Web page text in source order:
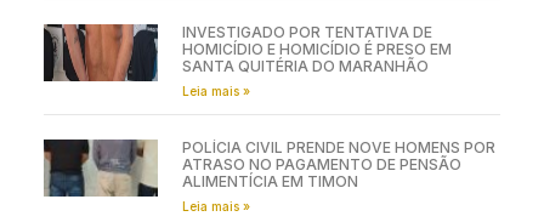
INVESTIGADO POR TENTATIVA DE
HOMICÍDIO E HOMICÍDIO É PRESO EM
SANTA QUITÉRIA DO MARANHÃO
Leia mais »
POLÍCIA CIVIL PRENDE NOVE HOMENS POR
ATRASO NO PAGAMENTO DE PENSÃO
ALIMENTÍCIA EM TIMON
Leia mais »